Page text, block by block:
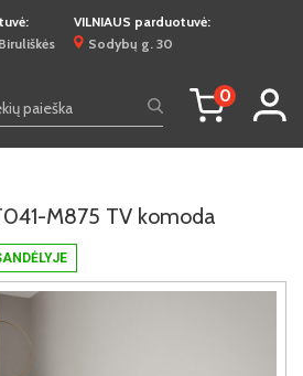
VILNIAUS parduotuvė:
Sodybų g. 30
0
M875 TV komoda